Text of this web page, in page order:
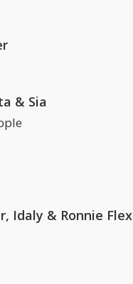
& Sia
Idaly & Ronnie Flex